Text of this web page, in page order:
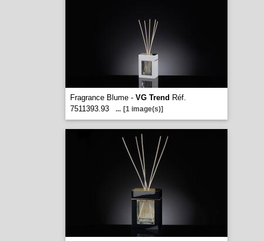
Fragrance Blume - VG Trend Réf.
7511393.93
... [1 image(s)]